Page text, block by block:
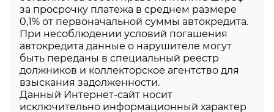
за просрочку платежа в среднем размере
0,1% от первоначальной суммы автокредита.
При несоблюдении условий погашения
автокредита данные о нарушителе могут
быть переданы в специальный реестр
должников и коллекторское агентство для
взыскания задолженности.
Данный Интернет-сайт носит
исключительно информационный характер